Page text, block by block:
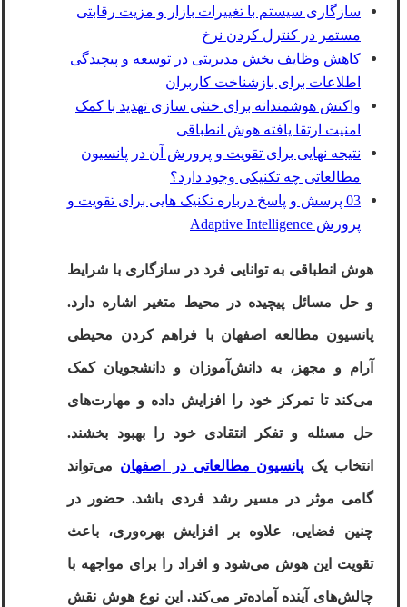
سازگاری سیستم با تغییرات بازار و مزیت رقابتی
مستمر در کنترل کردن نرخ
کاهش وظایف بخش مدیریتی در توسعه و پیچیدگی
اطلاعات برای بازشناخت کاربران
واکنش هوشمندانه برای خنثی سازی تهدید با کمک
امنیت ارتقا یافته هوش انطباقی
نتیجه نهایی برای تقویت و پرورش آن در پانسیون
مطالعاتی چه تکنیکی وجود دارد؟
03 پرسش و پاسخ درباره تکنیک هایی برای تقویت و
پرورش Adaptive Intelligence
هوش انطباقی به توانایی فرد در سازگاری با شرایط
و حل مسائل پیچیده در محیط‌ متغیر اشاره دارد.
پانسیون مطالعه اصفهان با فراهم کردن محیطی
آرام و مجهز، به دانش‌آموزان و دانشجویان کمک
می‌کند تا تمرکز خود را افزایش داده و مهارت‌های
حل مسئله و تفکر انتقادی خود را بهبود بخشند.
انتخاب یک پانسیون مطالعاتی در اصفهان می‌تواند
گامی موثر در مسیر رشد فردی باشد. حضور در
چنین فضایی، علاوه بر افزایش بهره‌وری، باعث
تقویت این هوش می‌شود و افراد را برای مواجهه با
چالش‌های آینده آماده‌تر می‌کند. این نوع هوش نقش